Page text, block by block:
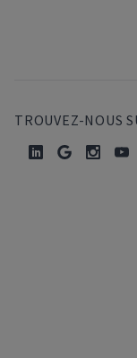
TROUVEZ-NOUS